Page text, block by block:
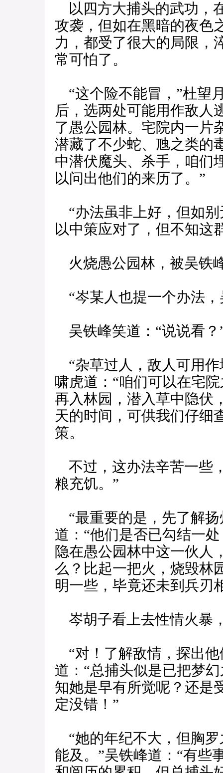
以四方大捕头的武功，
攻袭，但如在黑暗的夜色
力，都受了很大的局限，
常可怕了。
“这个险不能冒，”杜望
后，选两处可能用作敌人
了愚公园林。宅院内一片
潜藏了不少蛇、虺之类的
中潜伏魔头、杀手，咱们
以问出他们的来历了。”
“办法虽非上好，但如别
以中策应对了，但不知这
火烧愚公园林，被吴铁
“岑某人也提一个办法，
吴铁峰笑道：“说说看？
“杂草过人，敌人可用作
啸虎道：“咱们可以在宅
再入林园，潜入草中隐伏
天的时间，可供我们仔细
策。
不过，这办法辛苦一些
粮充饥。”
“最重要的是，先了解扬
道：“他们是否已勾结一
隐在愚公园林中这一伙人
么？比起一把火，烧毁林
明一些，毕竟还未到兵刃
岑胡子看上去性情火暴
“对！了解敌情，探出他
道：“总捕头似是已把梦
知她是早有所觉呢？还是
定没错！”
“她的年纪不大，但胸
能及。”吴铁峰道：“有些